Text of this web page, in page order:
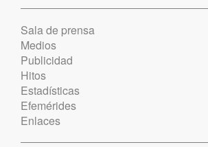
Sala de prensa
Medios
Publicidad
Hitos
Estadísticas
Efemérides
Enlaces